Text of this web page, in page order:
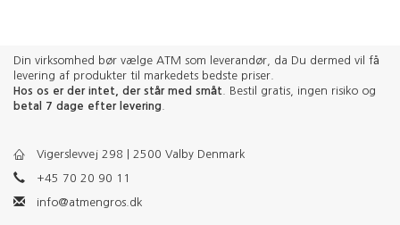
Din virksomhed bør vælge ATM som leverandør, da Du dermed vil få
levering af produkter til markedets bedste priser.
Hos os er der intet, der står med småt . Bestil gratis, ingen risiko og
betal 7 dage efter levering
Vigerslevvej 298 | 2500 Valby Denmark
+45 70 20 90 11
info@atmengros.dk